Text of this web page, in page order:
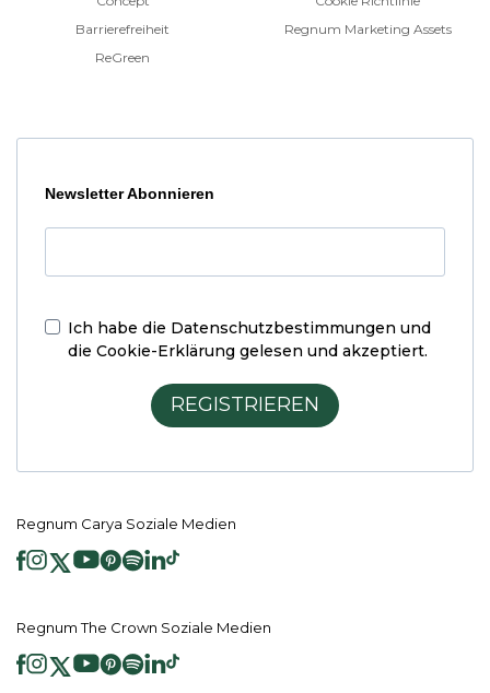
Barrierefreiheit
ReGreen
Regnum Marketing Assets
Newsletter Abonnieren
Ich habe die Datenschutzbestimmungen und
die Cookie-Erklärung gelesen und akzeptiert.
REGISTRIEREN
Regnum Carya Soziale Medien
Regnum The Crown Soziale Medien